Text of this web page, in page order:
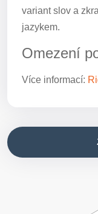
variant slov a
jazykem.
Omezení
Více informací: